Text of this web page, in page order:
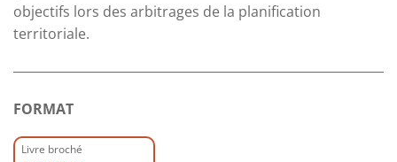
objectifs lors des arbitrages de la planification
territoriale.
FORMAT
Livre broché